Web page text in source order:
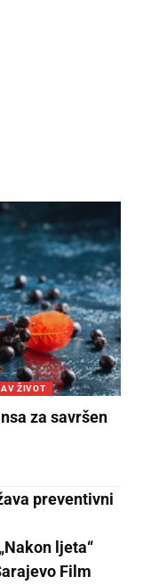
ŽIVOT
za savršen
preventivni
ljeta“
Film